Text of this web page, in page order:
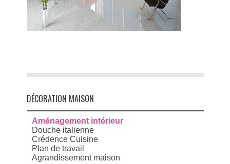
DÉCORATION MAISON
Aménagement intérieur
Douche italienne
Crédence Cuisine
Plan de travail
Agrandissement maison